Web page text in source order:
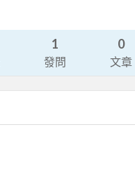
1
發問
0
文章